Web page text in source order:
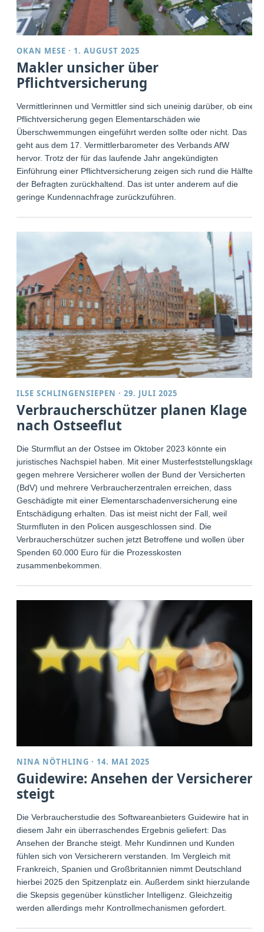
OKAN MESE · 1. AUGUST 2025
Makler unsicher über
Pflichtversicherung
Vermittlerinnen und Vermittler sind sich uneinig darüber, ob eine
Pflichtversicherung gegen Elementarschäden wie
Überschwemmungen eingeführt werden sollte oder nicht. Das
geht aus dem 17. Vermittlerbarometer des Verbands AfW
hervor. Trotz der für das laufende Jahr angekündigten
Einführung einer Pflichtversicherung zeigen sich rund die Hälfte
der Befragten zurückhaltend. Das ist unter anderem auf die
geringe Kundennachfrage zurückzuführen.
ILSE SCHLINGENSIEPEN ·29. JULI 2025
Verbraucherschützer planen Klage
nach Ostseeflut
Die Sturmflut an der Ostsee im Oktober 2023 könnte ein
juristisches Nachspiel haben. Mit einer Musterfeststellungsklage
gegen mehrere Versicherer wollen der Bund der Versicherten
(BdV) und mehrere Verbraucherzentralen erreichen, dass
Geschädigte mit einer Elementarschadenversicherung eine
Entschädigung erhalten. Das ist meist nicht der Fall, weil
Sturmfluten in den Policen ausgeschlossen sind. Die
Verbraucherschützer suchen jetzt Betroffene und wollen über
Spenden 60.000 Euro für die Prozesskosten
zusammenbekommen.
NINA NÖTHLING · 14. MAI 2025
Guidewire: Ansehen der Versicherer
steigt
Die Verbraucherstudie des Softwareanbieters Guidewire hat in
diesem Jahr ein überraschendes Ergebnis geliefert: Das
Ansehen der Branche steigt. Mehr Kundinnen und Kunden
fühlen sich von Versicherern verstanden. Im Vergleich mit
Frankreich, Spanien und Großbritannien nimmt Deutschland
hierbei 2025 den Spitzenplatz ein. Außerdem sinkt hierzulande
die Skepsis gegenüber künstlicher Intelligenz. Gleichzeitig
werden allerdings mehr Kontrollmechanismen gefordert.